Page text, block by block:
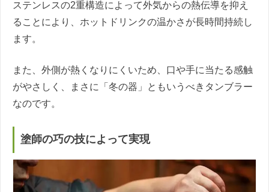
ステンレスの2重構造によって外気からの熱伝導を抑え
ることにより、ホットドリンクの温かさが長時間持続し
ます。
また、外側が熱くなりにくいため、口や手に当たる感触
がやさしく、まさに「冬の器」ともいうべきタンブラー
なのです。
塗師の巧の技によって実現